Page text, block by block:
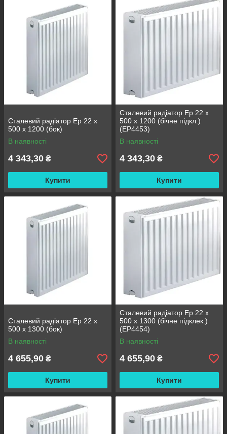
Сталевий радіатор Ep 22 x
500 x 1200 (бок)
В наявності
4 343,30 ₴
Купити
Сталевий радіатор Ep 22 x
500 x 1200 (бічне підкл.)
(EP4453)
В наявності
4 343,30 ₴
Купити
Сталевий радіатор Ep 22 x
500 x 1300 (бок)
В наявності
4 655,90 ₴
Купити
Сталевий радіатор Ep 22 x
500 x 1300 (бічне підклек.)
(EP4454)
В наявності
4 655,90 ₴
Купити